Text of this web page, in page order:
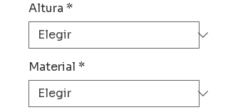
Altura *
Material *